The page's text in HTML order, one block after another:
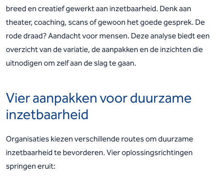
breed en creatief gewerkt aan inzetbaarheid. Denk aan
theater, coaching, scans of gewoon het goede gesprek. De
rode draad? Aandacht voor mensen. Deze analyse biedt een
overzicht van de variatie, de aanpakken en de inzichten die
uitnodigen om zelf aan de slag te gaan.
Vier aanpakken voor duurzame
inzetbaarheid
Organisaties kiezen verschillende routes om duurzame
inzetbaarheid te bevorderen. Vier oplossingsrichtingen
springen eruit: